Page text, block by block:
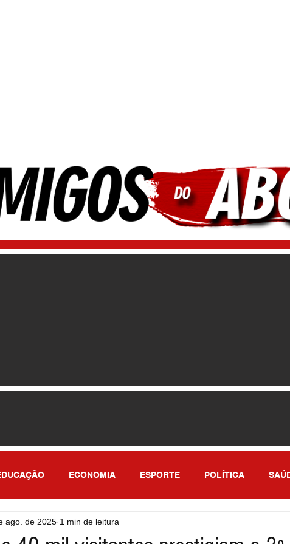
ECONOMIA ESPORTE POLÍTICA
PAULO
ago. de 2025 1 min de leitura